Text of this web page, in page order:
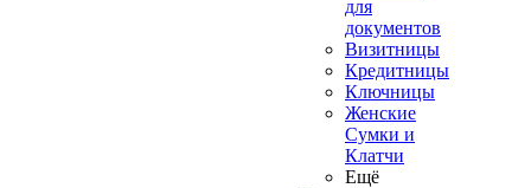
для
документов
Визитницы
Кредитницы
Ключницы
Женские
Сумки и
Клатчи
Ещё